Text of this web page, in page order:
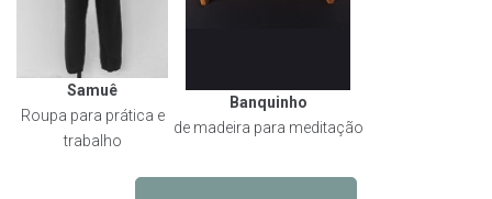
Samuê
Roupa para prática e
trabalho
Banquinho
de madeira para meditação